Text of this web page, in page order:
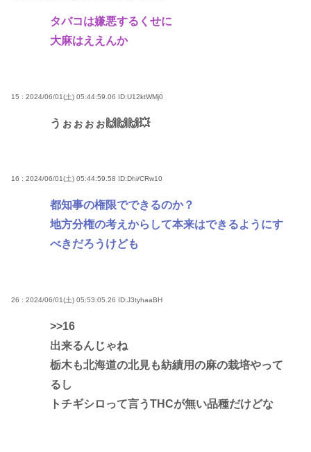
タバコは嫌悪するくせに
大麻はええんか
15 : 2024/06/01(土) 05:44:59.06 ID:U12ktWMj0
うぉぉぉぉ🙌🙌🙌💥
16 : 2024/06/01(土) 05:44:59.58 ID:Dhi/CRw10
都知事の権限でできるのか？
地方分権の考えからして本来はできるようにす
べきだろうけども
26 : 2024/06/01(土) 05:53:05.26 ID:J3tyhaaBH
>>16
出来るんじゃね
栃木も北海道の北見も紡績用の麻の栽培やって
るし
トチギシロって言うTHCが無い品種だけどな